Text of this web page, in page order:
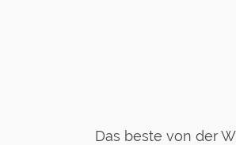
Das beste von der